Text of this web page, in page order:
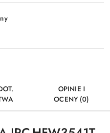
OPINIE I
OCENY (0)